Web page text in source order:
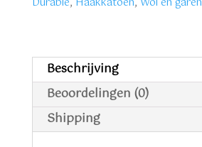
Beschrijving
Beoordelingen (0)
Shipping